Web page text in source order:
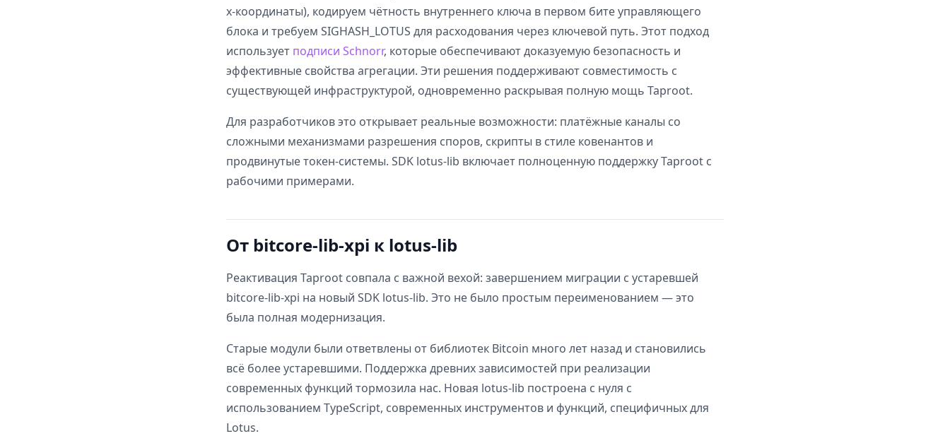
x-координаты), кодируем чётность внутреннего ключа в первом бите управляющего
блока и требуем SIGHASH_LOTUS для расходования через ключевой путь. Этот подход
использует подписи Schnorr, которые обеспечивают доказуемую безопасность и
эффективные свойства агрегации. Эти решения поддерживают совместимость с
существующей инфраструктурой, одновременно раскрывая полную мощь Taproot.
Для разработчиков это открывает реальные возможности: платёжные каналы со
сложными механизмами разрешения споров, скрипты в стиле ковенантов и
продвинутые токен-системы. SDK lotus-lib включает полноценную поддержку Taproot с
рабочими примерами.
От bitcore-lib-xpi к lotus-lib
Реактивация Taproot совпала с важной вехой: завершением миграции с устаревшей
bitcore-lib-xpi на новый SDK lotus-lib. Это не было простым переименованием — это
была полная модернизация.
Старые модули были ответвлены от библиотек Bitcoin много лет назад и становились
всё более устаревшими. Поддержка древних зависимостей при реализации
современных функций тормозила нас. Новая lotus-lib построена с нуля с
использованием TypeScript, современных инструментов и функций, специфичных для
Lotus.